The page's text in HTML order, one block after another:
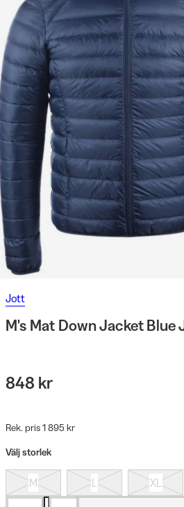
Jott
M's Mat Down Jacket Blue
848 kr
Rek. pris 1 895 kr
Välj storlek
M L XL